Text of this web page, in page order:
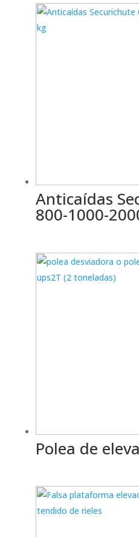
Anticaídas
800-1000-
Polea de